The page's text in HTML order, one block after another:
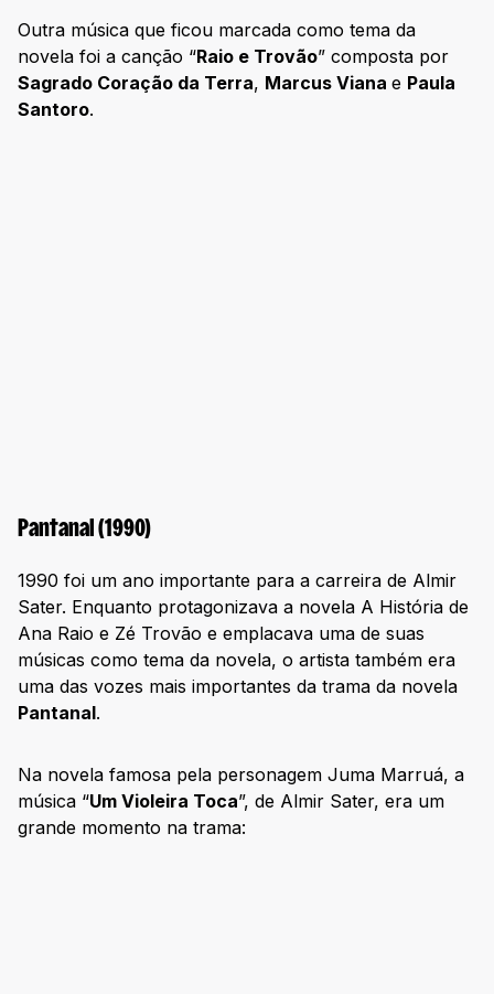
Outra música que ficou marcada como tema da
novela foi a canção “Raio e Trovão” composta por
Sagrado Coração da Terra, Marcus Viana e Paula
Santoro.
Pantanal (1990)
1990 foi um ano importante para a carreira de Almir
Sater. Enquanto protagonizava a novela A História de
Ana Raio e Zé Trovão e emplacava uma de suas
músicas como tema da novela, o artista também era
uma das vozes mais importantes da trama da novela
Pantanal.
Na novela famosa pela personagem Juma Marruá, a
música “Um Violeira Toca”, de Almir Sater, era um
grande momento na trama: